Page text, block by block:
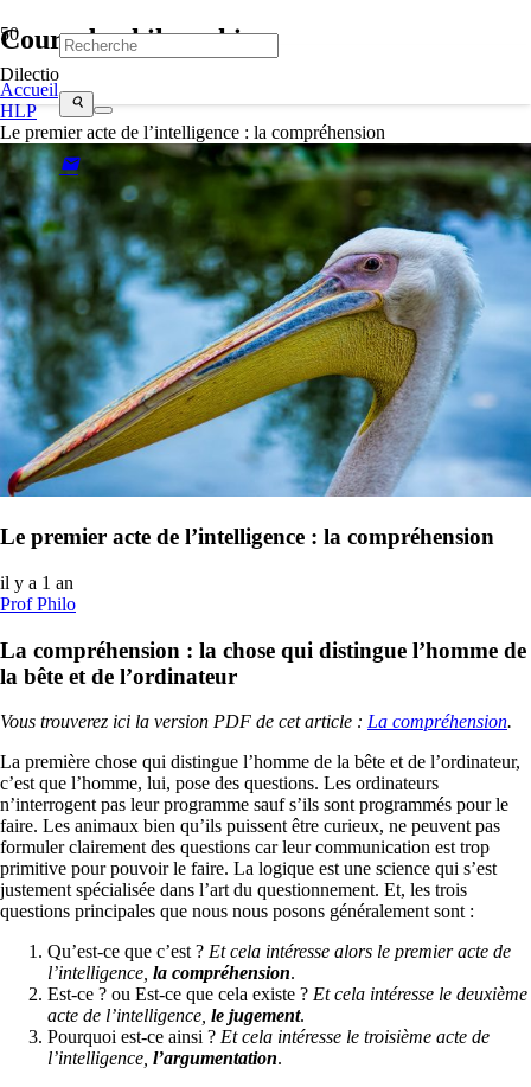
Dilectio
search
mail
Cours de philosophie
Accueil
HLP
Le premier acte de l’intelligence : la compréhension
Le premier acte de l’intelligence : la compréhension
il y a 1 an
Prof Philo
La compréhension : la chose qui distingue l’homme de
la bête et de l’ordinateur
Vous trouverez ici la version PDF de cet article : La compréhension.
La première chose qui distingue l’homme de la bête et de l’ordinateur,
c’est que l’homme, lui, pose des questions. Les ordinateurs
n’interrogent pas leur programme sauf s’ils sont programmés pour le
faire. Les animaux bien qu’ils puissent être curieux, ne peuvent pas
formuler clairement des questions car leur communication est trop
primitive pour pouvoir le faire. La logique est une science qui s’est
justement spécialisée dans l’art du questionnement. Et, les trois
questions principales que nous nous posons généralement sont :
Qu’est-ce que c’est ? Et cela intéresse alors le premier acte de
l’intelligence, la compréhension.
Est-ce ? ou Est-ce que cela existe ? Et cela intéresse le deuxième
acte de l’intelligence, le jugement.
Pourquoi est-ce ainsi ? Et cela intéresse le troisième acte de
l’intelligence, l’argumentation.